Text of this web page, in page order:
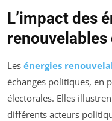
L’impact des
Les énergies
échanges politiques, en
électorales. Elles
différents acteurs